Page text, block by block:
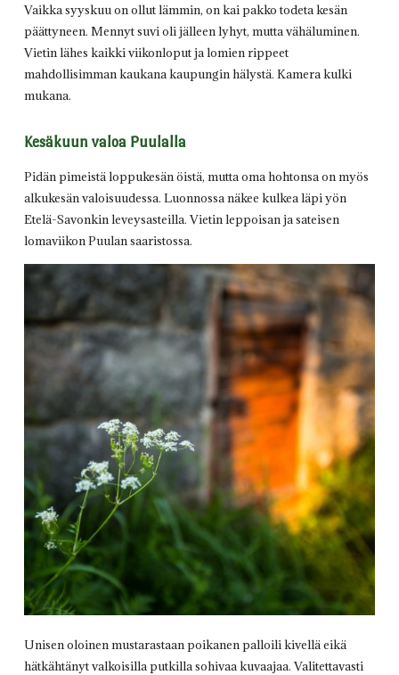
Vaikka syyskuu on ollut lämmin, on kai pakko todeta kesän
päättyneen. Mennyt suvi oli jälleen lyhyt, mutta vähäluminen.
Vietin lähes kaikki viikonloput ja lomien rippeet
mahdollisimman kaukana kaupungin hälystä. Kamera kulki
mukana.
Kesäkuun valoa Puulalla
Pidän pimeistä loppukesän öistä, mutta oma hohtonsa on myös
alkukesän valoisuudessa. Luonnossa näkee kulkea läpi yön
Etelä-Savonkin leveysasteilla. Vietin leppoisan ja sateisen
lomaviikon Puulan saaristossa.
Unisen oloinen mustarastaan poikanen palloili kivellä eikä
hätkähtänyt valkoisilla putkilla sohivaa kuvaajaa. Valitettavasti